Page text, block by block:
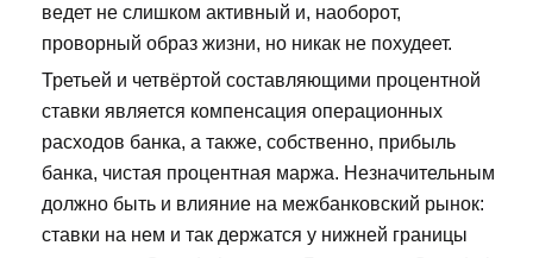
ведет не слишком активный и, наоборот,
проворный образ жизни, но никак не похудеет.
Третьей и четвёртой составляющими процентной
ставки является компенсация операционных
расходов банка, а также, собственно, прибыль
банка, чистая процентная маржа. Незначительным
должно быть и влияние на межбанковский рынок:
ставки на нем и так держатся у нижней границы